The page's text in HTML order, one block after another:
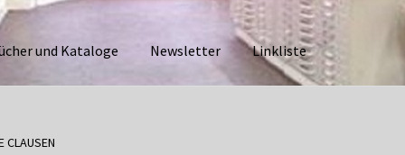
und Kataloge Newsletter Linkliste
CLAUSEN